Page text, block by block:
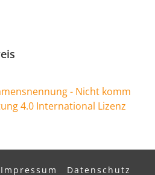
- Nicht komm
4.0 International Lizenz
Impressum Datenschutz